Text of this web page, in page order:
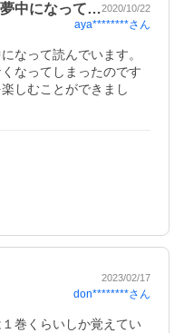
中になって…2020/10/22
aya********さん
なって読んでいます。
なってしまったのです
しむことができまし
2023/02/17
don********さん
巻くらいしか覚えてい